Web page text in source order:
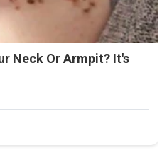
Neck Or Armpit? It's